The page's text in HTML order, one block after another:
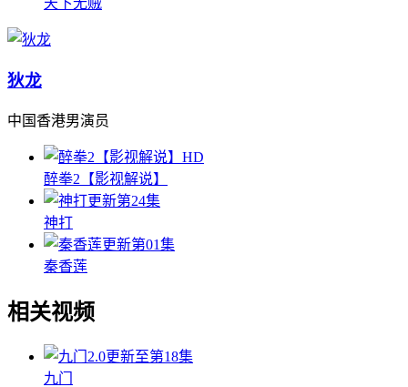
天下无贼
狄龙
中国香港男演员
HD
醉拳2【影视解说】
更新第24集
神打
更新第01集
秦香莲
相关视频
2.0更新至第18集
九门